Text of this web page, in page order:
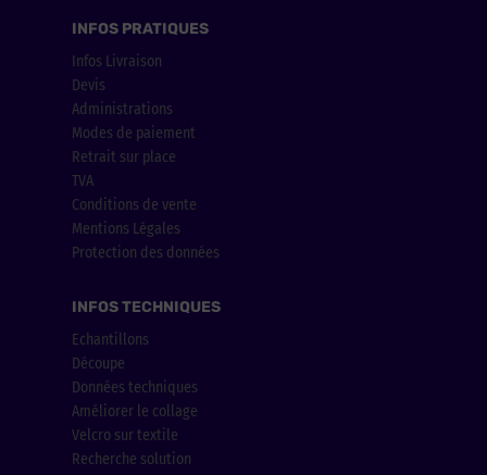
INFOS PRATIQUES
Infos Livraison
Devis
Administrations
Modes de paiement
Retrait sur place
TVA
Conditions de vente
Mentions Légales
Protection des données
INFOS TECHNIQUES
Echantillons
Découpe
Données techniques
Améliorer le collage
Velcro sur textile
Recherche solution